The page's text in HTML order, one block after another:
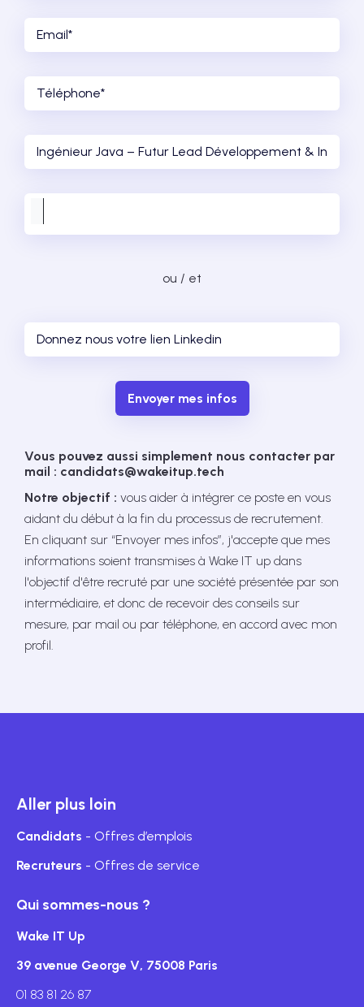
ou / et
Envoyer mes infos
Vous pouvez aussi simplement nous contacter par
mail : candidats@wakeitup.tech
Notre objectif : vous aider à intégrer ce poste en vous
aidant du début à la fin du processus de recrutement.
En cliquant sur “Envoyer mes infos”, j'accepte que mes
informations soient transmises à Wake IT up dans
l'objectif d'être recruté par une société présentée par son
intermédiaire, et donc de recevoir des conseils sur
mesure, par mail ou par téléphone, en accord avec mon
profil.
Aller plus loin
Candidats - Offres d’emplois
Recruteurs - Offres de service
Qui sommes-nous ?
Wake IT Up
39 avenue George V, 75008 Paris
01 83 81 26 87